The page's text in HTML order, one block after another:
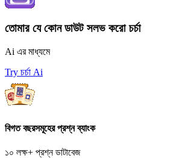
তোমার যে কোন ডাউট সলভ করো চর্চা
Ai এর মাধ্যমে
Try চর্চা Ai
বিগত বছরসমূহের প্রশ্ন ব্যাংক
১০ লক্ষ+ প্রশ্ন ডাটাবেজ